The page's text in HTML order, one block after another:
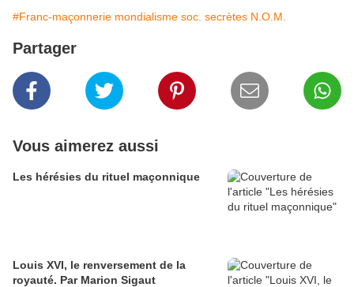
#Franc-maçonnerie mondialisme soc. secrètes N.O.M.
Partager
Vous aimerez aussi
Les hérésies du rituel maçonnique
Louis XVI, le renversement de la
royauté. Par Marion Sigaut